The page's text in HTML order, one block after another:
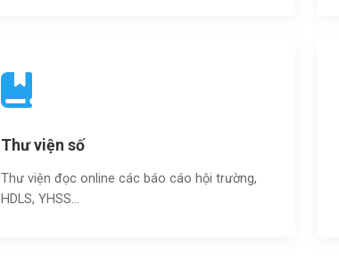
Thư viện số
Thư viện đọc online các báo cáo hội trường,
HDLS, YHSS…